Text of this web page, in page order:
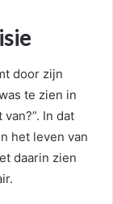
door zijn
te zien in
In dat
het leven van
daarin zien